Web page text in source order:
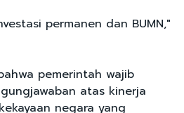
permanen dan BUMN,"
pemerintah wajib
atas kinerja
negara yang